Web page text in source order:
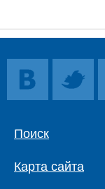
Поиск
Карта сайта